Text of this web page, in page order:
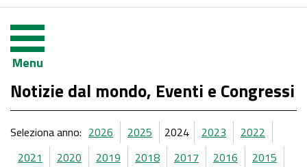
Menu
Notizie dal mondo, Eventi e Congressi
Seleziona anno: 2026 2025 2024 2023
2022
2021
2020 2019 2018 2017 2016
2015